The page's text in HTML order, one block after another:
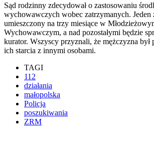
Sąd rodzinny zdecydował o zastosowaniu
wychowawczych wobec zatrzymanych. Jeden
umieszczony na trzy miesiące w
Wychowawczym, a nad pozostałymi będzie
kurator. Wszyscy przyznali, że mężczyzna był
ich starcia z innymi osobami.
TAGI
112
działania
małopolska
Policja
poszukiwania
ZRM